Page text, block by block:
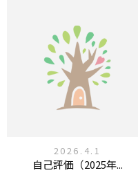
2026.4.1
自己評価（2025年...